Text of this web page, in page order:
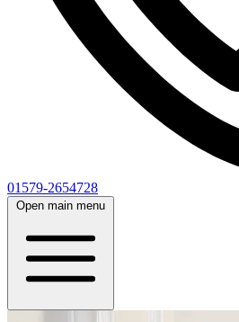
01579-2654728
Open main menu